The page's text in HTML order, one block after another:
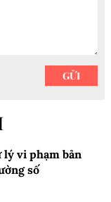
vi phạm bản
số